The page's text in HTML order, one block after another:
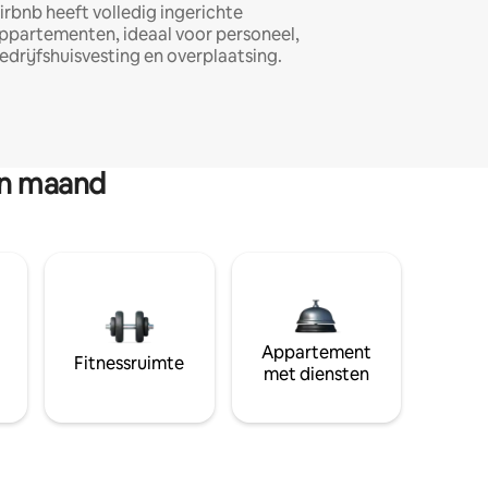
heeft volledig ingerichte
ideaal voor personeel,
en overplaatsing.
maand
Fitnessruimte
Appartement
met diensten